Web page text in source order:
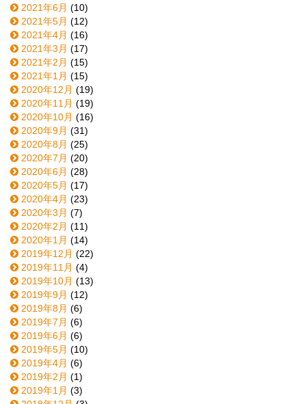
2021年6月 (10)
2021年5月 (12)
2021年4月 (16)
2021年3月 (17)
2021年2月 (15)
2021年1月 (15)
2020年12月 (19)
2020年11月 (19)
2020年10月 (16)
2020年9月 (31)
2020年8月 (25)
2020年7月 (20)
2020年6月 (28)
2020年5月 (17)
2020年4月 (23)
2020年3月 (7)
2020年2月 (11)
2020年1月 (14)
2019年12月 (22)
2019年11月 (4)
2019年10月 (13)
2019年9月 (12)
2019年8月 (6)
2019年7月 (6)
2019年6月 (6)
2019年5月 (10)
2019年4月 (6)
2019年2月 (1)
2019年1月 (3)